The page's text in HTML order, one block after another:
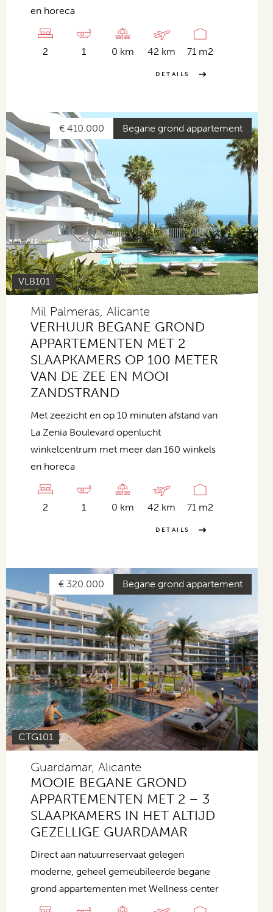
en horeca
2 1 0 km 42 km 71 m2
DETAILS
Begane grond appartement
€ 410.000
VLB101
Mil Palmeras, Alicante
VERHUUR BEGANE GROND
APPARTEMENTEN MET 2
SLAAPKAMERS OP 100 METER
VAN DE ZEE EN MOOI
ZANDSTRAND
Met zeezicht en op 10 minuten afstand van
La Zenia Boulevard openlucht
winkelcentrum met meer dan 160 winkels
en horeca
2 1 0 km 42 km 71 m2
DETAILS
Begane grond appartement
€ 320.000
CTG101
Guardamar, Alicante
MOOIE BEGANE GROND
APPARTEMENTEN MET 2 – 3
SLAAPKAMERS IN HET ALTIJD
GEZELLIGE GUARDAMAR
Direct aan natuurreservaat gelegen
moderne, geheel gemeubileerde begane
grond appartementen met Wellness center